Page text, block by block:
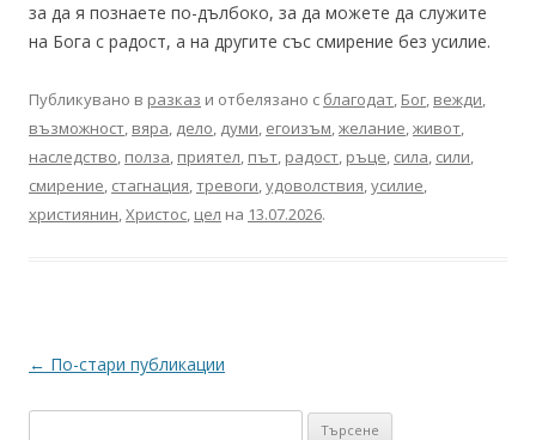
за да я познаете по-дълбоко, за да можете да служите
на Бога с радост, а на другите със смирение без усилие.
Публикувано в разказ и отбелязано с благодат, Бог, вежди,
възможност, вяра, дело, думи, егоизъм,желание,живот,
наследство, полза, приятел, път, радост, ръце, сила, сили,
смирение, стагнация,тревоги,удоволствия,усилие,
християнин,Христос, цел на 13.07.2026.
Навигация
← По-стари публикации